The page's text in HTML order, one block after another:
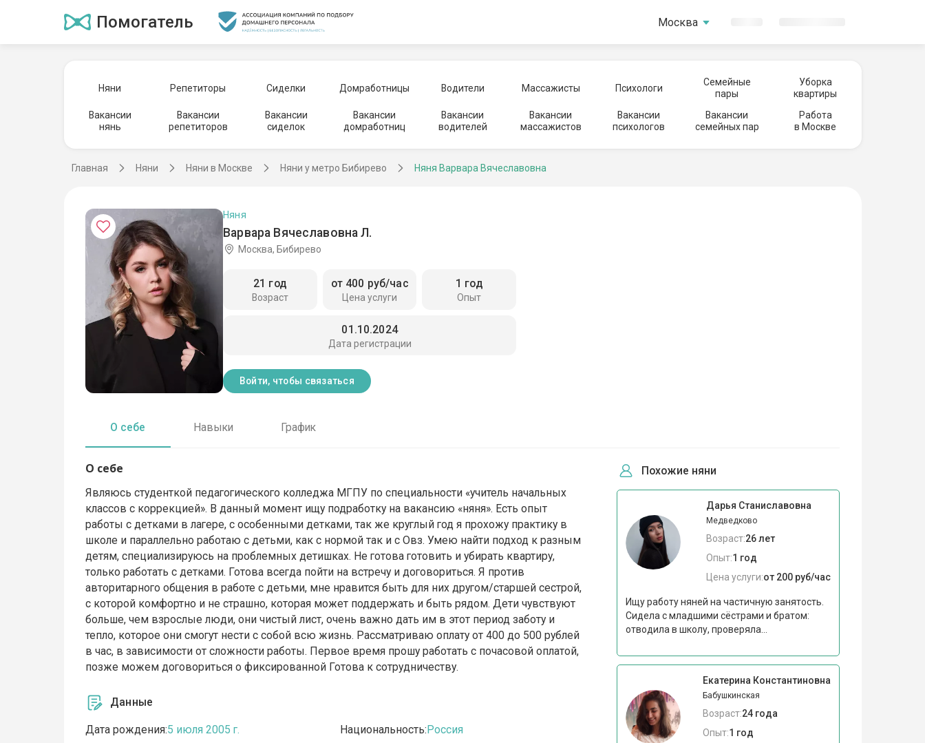
Помогатель Москва
Няни Репетиторы Сиделки Домработницы Водители Массажисты Психологи
Семейные
пары
Уборка
квартиры
Вакансии
нянь
Вакансии
репетиторов
Вакансии
сиделок
Вакансии
домработниц
Вакансии
водителей
Вакансии
массажистов
Вакансии
психологов
Вакансии
семейных пар
Работа
в Москве
Главная Няни Няни в Москве Няни у метро Бибирево Няня Варвара Вячеславовна
Варвара Вячеславовна Л.
Няня
Москва, Бибирево
Возраст
21 год
Цена услуги
от 400 руб/час
Опыт
1 год
Дата регистрации
01.10.2024
Войти, чтобы связаться
О себе Навыки График
О себе
Являюсь студенткой педагогического колледжа МГПУ по специальности «учитель начальных
классов с коррекцией». В данный момент ищу подработку на вакансию «няня». Есть опыт
работы с детками в лагере, с особенными детками, так же круглый год я прохожу практику в
школе и параллельно работаю с детьми, как с нормой так и с Овз. Умею найти подход к разным
детям, специализируюсь на проблемных детишках. Не готова готовить и убирать квартиру,
только работать с детками. Готова всегда пойти на встречу и договориться. Я против
авторитарного общения в работе с детьми, мне нравится быть для них другом/старшей сестрой,
с которой комфортно и не страшно, которая может поддержать и быть рядом. Дети чувствуют
больше, чем взрослые люди, они чистый лист, очень важно дать им в этот период заботу и
тепло, которое они смогут нести с собой всю жизнь. Рассматриваю оплату от 400 до 500 рублей
в час, в зависимости от сложности работы. Первое время прошу работать с почасовой оплатой,
позже можем договориться о фиксированной Готова к сотрудничеству.
Данные
Дата рождения:5 июля 2005 г.
Национальность:Россия
Похожие няни
Дарья Станиславовна
Медведково
Возраст:26 лет
Опыт:1 год
Цена услуги:от 200 руб/час
Ищу работу няней на частичную занятость.
Сидела с младшими сёстрами и братом:
отводила в школу, проверяла...
Екатерина Константиновна
Бабушкинская
Возраст:24 года
Опыт:1 год